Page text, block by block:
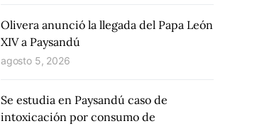
Olivera anunció la llegada del Papa León
XIV a Paysandú
agosto 5, 2026
Se estudia en Paysandú caso de
intoxicación por consumo de